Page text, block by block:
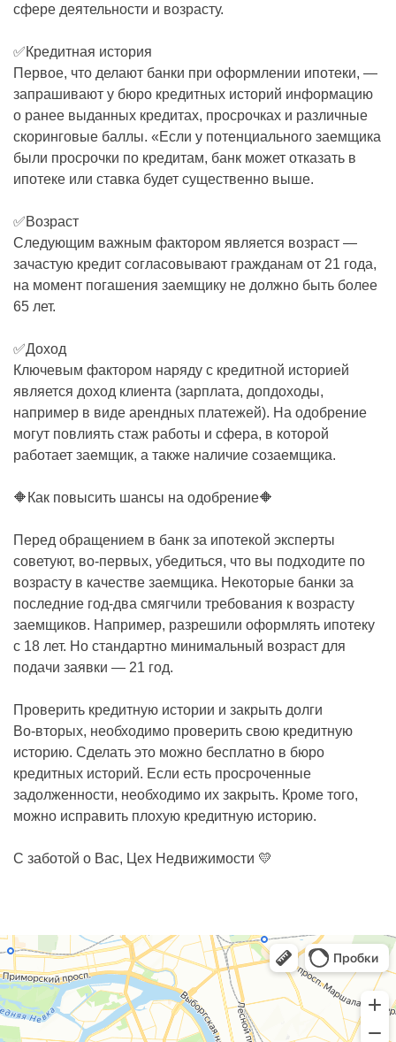
сфере деятельности и возрасту.
✅Кредитная история
Первое, что делают банки при оформлении ипотеки, —
запрашивают у бюро кредитных историй информацию
о ранее выданных кредитах, просрочках и различные
скоринговые баллы. «Если у потенциального заемщика
были просрочки по кредитам, банк может отказать в
ипотеке или ставка будет существенно выше.
✅Возраст
Следующим важным фактором является возраст —
зачастую кредит согласовывают гражданам от 21 года,
на момент погашения заемщику не должно быть более
65 лет.
✅Доход
Ключевым фактором наряду с кредитной историей
является доход клиента (зарплата, допдоходы,
например в виде арендных платежей). На одобрение
могут повлиять стаж работы и сфера, в которой
работает заемщик, а также наличие созаемщика.
🔶Как повысить шансы на одобрение🔶
Перед обращением в банк за ипотекой эксперты
советуют, во-первых, убедиться, что вы подходите по
возрасту в качестве заемщика. Некоторые банки за
последние год-два смягчили требования к возрасту
заемщиков. Например, разрешили оформлять ипотеку
с 18 лет. Но стандартно минимальный возраст для
подачи заявки — 21 год.
Проверить кредитную истории и закрыть долги
Во-вторых, необходимо проверить свою кредитную
историю. Сделать это можно бесплатно в бюро
кредитных историй. Если есть просроченные
задолженности, необходимо их закрыть. Кроме того,
можно исправить плохую кредитную историю.
С заботой о Вас, Цех Недвижимости 💛